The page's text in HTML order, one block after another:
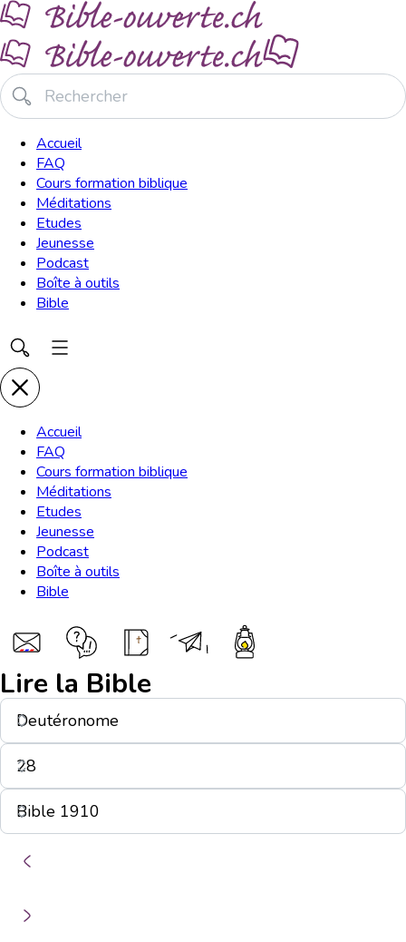
Accueil
FAQ
Cours formation biblique
Méditations
Etudes
Jeunesse
Podcast
Boîte à outils
Bible
Accueil
FAQ
Cours formation biblique
Méditations
Etudes
Jeunesse
Podcast
Boîte à outils
Bible
Lire la Bible